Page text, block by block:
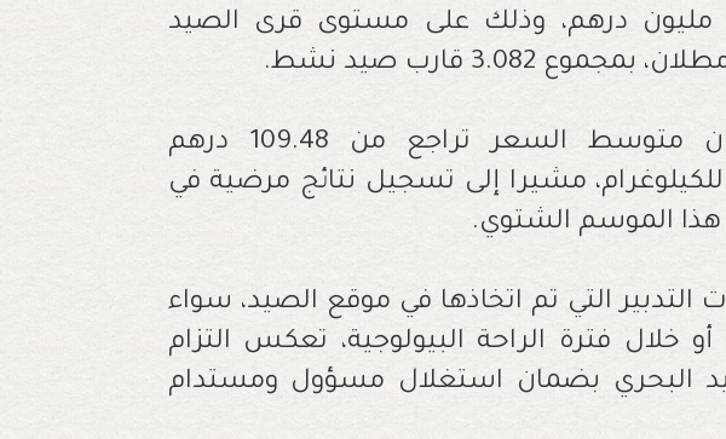
5.881.303 كلغ بقيمة 644 مليون درهم، وذلك على مستوى قرى الصيد
3.082 قارب صيد نشط.
وبحسب المصدر ذاته، فإن متوسط السعر تراجع من 109.48 درهم
إلى 97.29 درهم للكيلوغرام، مشيرا إلى تسجيل نتائج مرضية في
هذا الموسم الشتوي.
التدبير التي تم اتخاذها في موقع الصيد، سواء
خلال فترة الراحة البيولوجية، تعكس التزام
البحري بضمان استغلال مسؤول ومستدام